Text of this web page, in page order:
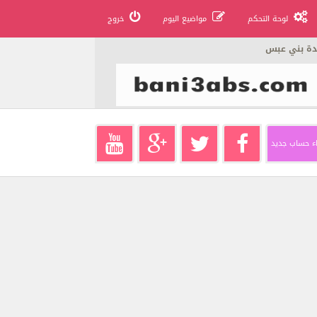
لوحة التحكم مواضيع اليوم خروج
بني عبس
حساب جديد